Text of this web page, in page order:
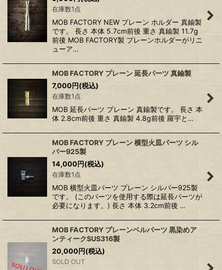
在庫数1点
MOB FACTORY NEW プレーン ホルダー 真鍮製
です。 長さ 本体 5.7cm前後 重さ 真鍮製 11.7g
前後 MOB FACTORY製 プレーンホルダーがリニ
ューア…
MOB FACTORY プレーン 延長パーツ 真鍮製
7,000 円(税込)
在庫数1点
MOB 延長パーツ プレーン 真鍮製です。 長さ 本
体 2.8cm前後 重さ 真鍮製 4.8g前後 羅宇と…
MOB FACTORY プレーン 横型火皿パーツ シル
バー925製
14,000 円(税込)
在庫数1点
MOB 横型火皿パーツ プレーン シルバー925製
です。 (このパーツを使用する際は延長パーツが
必要になります。) 長さ 本体 3.2cm前後 …
MOB FACTORY プレーンベルパーツ 黒染めア
ンティークSUS316製
20,000 円(税込)
SOLD OUT